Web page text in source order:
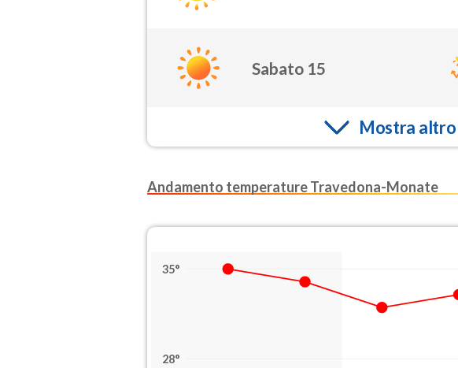
Sabato 15
Mostra altro
Andamento temperature Travedona-Monate
35°
28°